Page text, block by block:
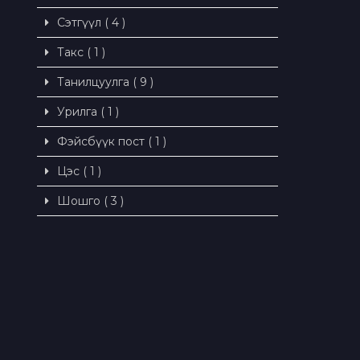
Сэтгүүл ( 4 )
Такс ( 1 )
Танилцуулга ( 9 )
Урилга ( 1 )
Фэйсбүүк пост ( 1 )
Цэс ( 1 )
Шошго ( 3 )